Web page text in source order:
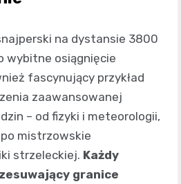
na dystansie 3800
wybitne osiągnięcie
fascynujący przykład
zaawansowanej
– od fizyki i meteorologii,
mistrzowskie
strzeleckiej. Każdy
granice